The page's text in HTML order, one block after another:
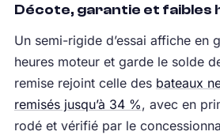
Décote, garantie et faibles
Un semi-rigide d’essai affiche en
heures moteur et garde le solde
remise rejoint celle des bateaux
remisés jusqu’à 34 %, avec en
rodé et vérifié par le